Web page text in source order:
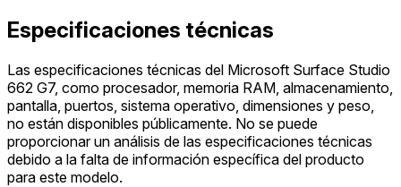
Especificaciones técnicas
Las especificaciones técnicas del Microsoft Surface Studio
662 G7, como procesador, memoria RAM, almacenamiento,
pantalla, puertos, sistema operativo, dimensiones y peso,
no están disponibles públicamente. No se puede
proporcionar un análisis de las especificaciones técnicas
debido a la falta de información específica del producto
para este modelo.